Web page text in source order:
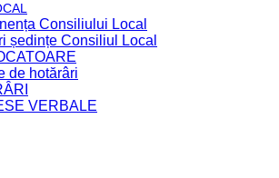
Consiliului Local
ședințe Consiliul Local
de hotărâri
VERBALE